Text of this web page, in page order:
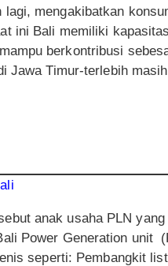
lagi, mengakibatkan
ini Bali memiliki
berkontribusi
Jawa Timur-terlebih
anak usaha PLN
Power Generation unit
seperti: Pembangkit